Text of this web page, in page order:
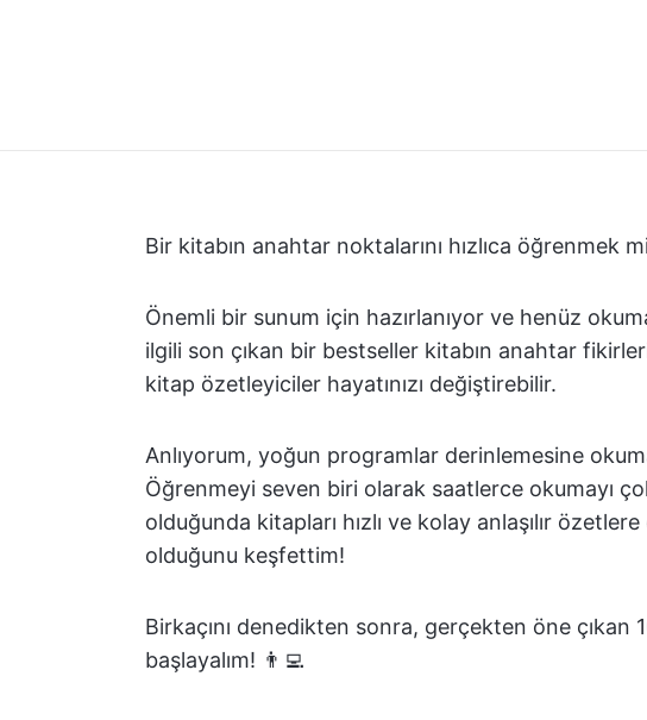
Bir kitabın anahtar noktalarını hızlıca öğrenmek
Önemli bir sunum için hazırlanıyor ve henüz
ilgili son çıkan bir bestseller kitabın anahtar
kitap özetleyiciler hayatınızı değiştirebilir.
Anlıyorum, yoğun programlar derinlemesine
Öğrenmeyi seven biri olarak saatlerce okumayı
olduğunda kitapları hızlı ve kolay anlaşılır
olduğunu keşfettim!
Birkaçını denedikten sonra, gerçekten öne
başlayalım! 👨‍💻